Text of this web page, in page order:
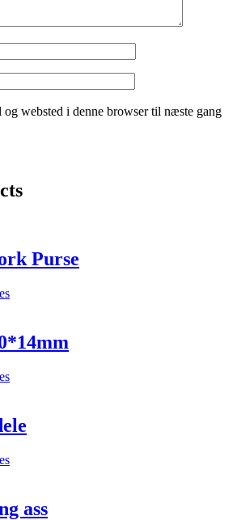
websted i denne browser til næste gang
Purse
ass